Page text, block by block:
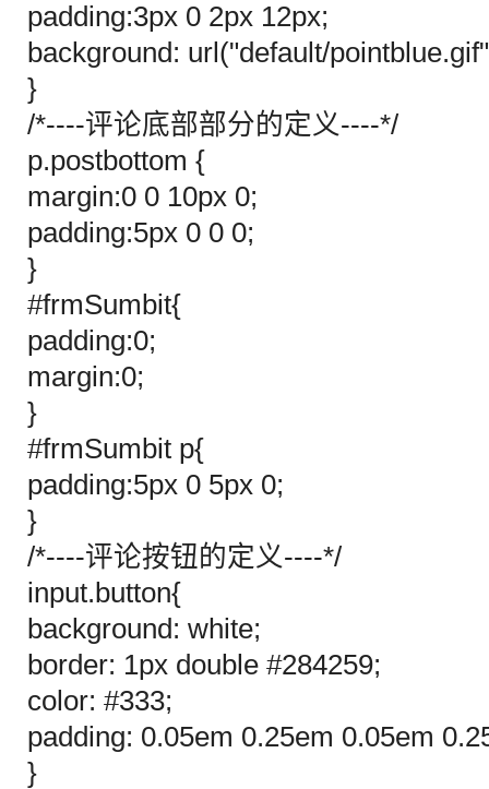
padding:3px 0 2px 12px;
background: url("default/
}
/*----评论底部部分的定义----*/
p.postbottom {
margin:0 0 10px 0;
padding:5px 0 0 0;
}
#frmSumbit{
padding:0;
margin:0;
}
#frmSumbit p{
padding:5px 0 5px 0;
}
/*----评论按钮的定义----*/
input.button{
background: white;
border: 1px double #284259;
color: #333;
padding: 0.05em 0.25em 0.05em
}